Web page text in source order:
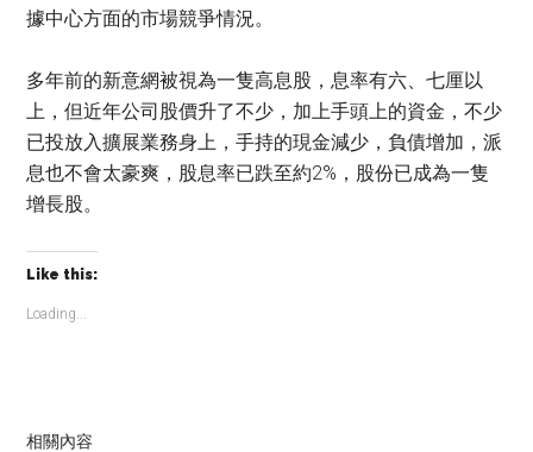
據中心方面的市場競爭情況。
多年前的新意網被視為一隻高息股，息率有六、七厘以
上，但近年公司股價升了不少，加上手頭上的資金，不少
已投放入擴展業務身上，手持的現金減少，負債增加，派
息也不會太豪爽，股息率已跌至約2%，股份已成為一隻
增長股。
Like this:
Loading...
相關內容